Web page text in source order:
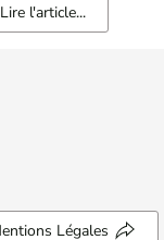
Lire l'article...
Légales